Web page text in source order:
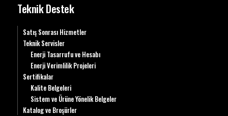
Teknik Destek
Satış Sonrası Hizmetler
Teknik Servisler
Enerji Tasarrufu ve Hesabı
Enerji Verimlilik Projeleri
Sertifikalar
Kalite Belgeleri
Sistem ve Ürüne Yönelik Belgeler
Katalog ve Broşürler